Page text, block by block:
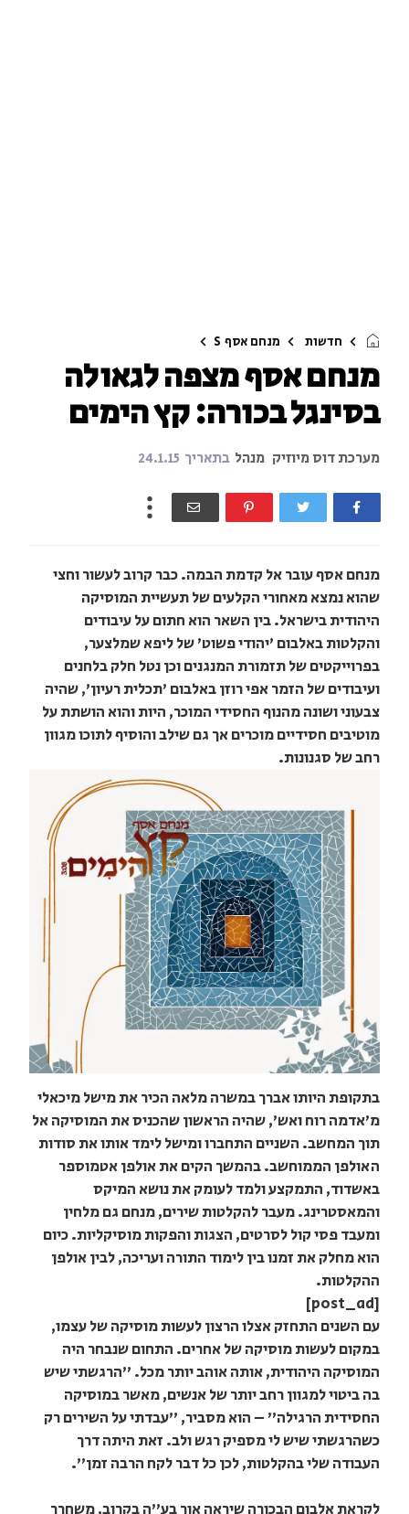
חדשות מנחם אסף S
מנחם אסף מצפה לגאולה
בסינגל בכורה: קץ הימים
מערכת דוס מיוזיק מנהל בתאריך 24.1.15
מנחם אסף עובר אל קדמת הבמה. כבר קרוב לעשור וחצי
שהוא נמצא מאחורי הקלעים של תעשיית המוסיקה
היהודית בישראל. בין השאר הוא חתום על עיבודים
והקלטות באלבום 'יהודי פשוט' של ליפא שמלצער,
בפרוייקטים של תזמורת המנגנים וכן נטל חלק בלחנים
ועיבודים של הזמר אפי רוזן באלבום 'תכלית רעיון', שהיה
צבעוני ושונה מהנוף החסידי המוכר, היות והוא הושתת על
מוטיבים חסידיים מוכרים אך גם שילב והוסיף לתוכו מגוון
רחב של סגנונות.
בתקופת היותו אברך במשרה מלאה הכיר את מישל מיכאלי
מ'אדמה רוח ואש', שהיה הראשון שהכניס את המוסיקה אל
תוך המחשב. השניים התחברו ומישל לימד אותו את סודות
האולפן הממוחשב. בהמשך הקים את אולפן אטמוספר
באשדוד, התמקצע ולמד לעומק את נושא המיקס
והמאסטרינג. מעבר להקלטות שירים, מנחם גם מלחין
ומעבד פסי קול לסרטים, הצגות והפקות מוסיקליות. כיום
הוא מחלק את זמנו בין לימוד התורה ועריכה, לבין אולפן
ההקלטות.
[post_ad]
עם השנים התחזק אצלו הרצון לעשות מוסיקה של עצמו,
במקום לעשות מוסיקה של אחרים. התחום שנבחר היה
המוסיקה היהודית, אותה אוהב יותר מכל. "הרגשתי שיש
בה ביטוי למגוון רחב יותר של אנשים, מאשר במוסיקה
החסידית הרגילה" – הוא מסביר, "עבדתי על השירים רק
כשהרגשתי שיש לי מספיק רגש ולב. זאת היתה דרך
העבודה שלי בהקלטות, לכן כל דבר לקח הרבה זמן".
לקראת אלבום הבכורה שיראה אור בע"ה בקרוב, משחרר